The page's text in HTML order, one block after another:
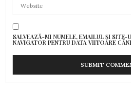
SALVEAZĂ-MI NUMELE, EMAILUL ȘI SITE-
NAVIGATOR PENTRU DATA VIITOARE